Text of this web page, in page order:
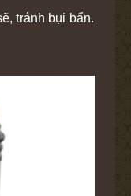
tránh bụi bẩn.